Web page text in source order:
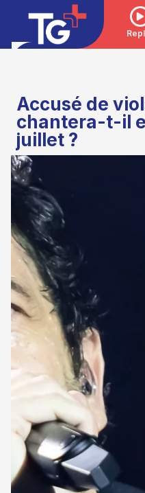
Accusé de
chantera-t-il
juillet ?